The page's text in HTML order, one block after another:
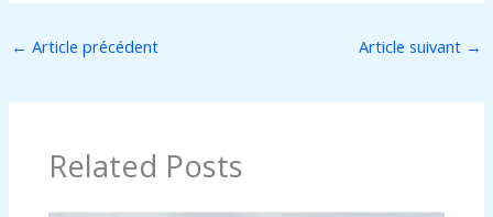
← Article précédent Article suivant →
Related Posts